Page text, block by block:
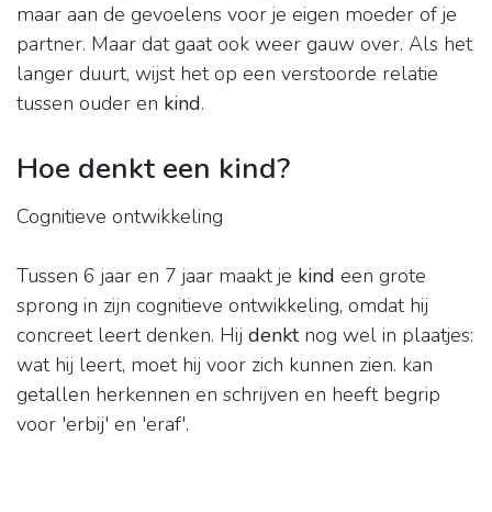
maar aan de gevoelens voor je eigen moeder of je
partner. Maar dat gaat ook weer gauw over. Als het
langer duurt, wijst het op een verstoorde relatie
tussen ouder en kind.
Hoe denkt een kind?
Cognitieve ontwikkeling
Tussen 6 jaar en 7 jaar maakt je kind een grote
sprong in zijn cognitieve ontwikkeling, omdat hij
concreet leert denken. Hij denktnog wel in plaatjes:
wat hij leert, moet hij voor zich kunnen zien. kan
getallen herkennen en schrijven en heeft begrip
voor 'erbij' en 'eraf'.